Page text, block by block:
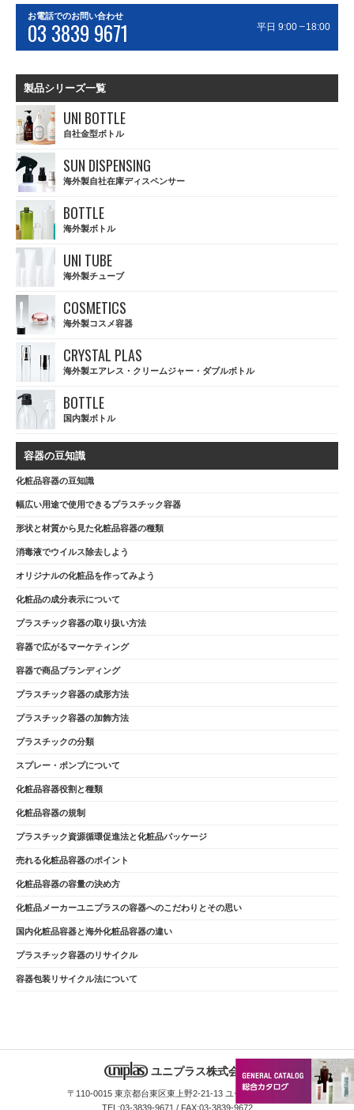
お電話でのお問い合わせ
03 3839 9671 平日 9:00 –18:00
製品シリーズ一覧
UNI BOTTLE
自社金型ボトル
SUN DISPENSING
海外製自社在庫ディスペンサー
BOTTLE
海外製ボトル
UNI TUBE
海外製チューブ
COSMETICS
海外製コスメ容器
CRYSTAL PLAS
海外製エアレス・クリームジャー・ダブルボトル
BOTTLE
国内製ボトル
容器の豆知識
化粧品容器の豆知識
幅広い用途で使用できるプラスチック容器
形状と材質から見た化粧品容器の種類
消毒液でウイルス除去しよう
オリジナルの化粧品を作ってみよう
化粧品の成分表示について
プラスチック容器の取り扱い方法
容器で広がるマーケティング
容器で商品ブランディング
プラスチック容器の成形方法
プラスチック容器の加飾方法
プラスチックの分類
スプレー・ポンプについて
化粧品容器役割と種類
化粧品容器の規制
プラスチック資源循環促進法と化粧品パッケージ
売れる化粧品容器のポイント
化粧品容器の容量の決め方
化粧品メーカーユニプラスの容器へのこだわりとその思い
国内化粧品容器と海外化粧品容器の違い
プラスチック容器のリサイクル
容器包装リサイクル法について
ユニプラス株式会社
〒110-0015 東京都台東区東上野2-21-13 ユーティビル8F
TEL:03-3839-9671 / FAX:03-3839-9672